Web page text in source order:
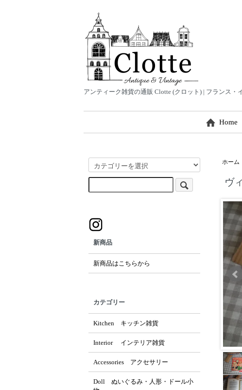
アンティーク雑貨の通販 Clotte (クロット) | フランス
Home
ホーム
ヴ
新商品
新商品はこちらから
カテゴリー
Kitchen キッチン雑貨
Interior インテリア雑貨
Accessories アクセサリー
Doll ぬいぐるみ・人形・ドール小